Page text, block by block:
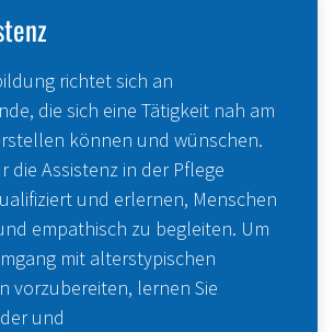
richtet sich an
die sich eine Tätigkeit nah am
können und wünschen.
die Assistenz in der Pflege
und erlernen, Menschen
empathisch zu begleiten. Um
mit alterstypischen
vorzubereiten, lernen Sie
und